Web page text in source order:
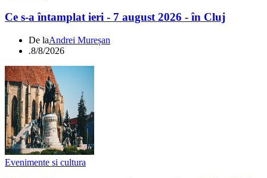
Ce s-a întamplat ieri - 7 august 2026 - în Cluj
De laAndrei Mureșan
.8/8/2026
Evenimente si cultura